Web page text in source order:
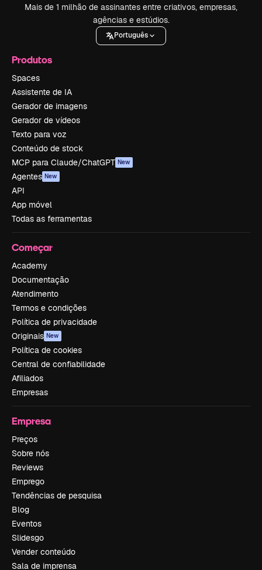
Mais de 1 milhão de assinantes entre criativos, empresas,
agências e estúdios.
Português
Produtos
Spaces
Assistente de IA
Gerador de imagens
Gerador de vídeos
Texto para voz
Conteúdo de stock
MCP para Claude/ChatGPT New
Agentes New
API
App móvel
Todas as ferramentas
Começar
Academy
Documentação
Atendimento
Termos e condições
Política de privacidade
Originais New
Política de cookies
Central de confiabilidade
Afiliados
Empresas
Empresa
Preços
Sobre nós
Reviews
Emprego
Tendências de pesquisa
Blog
Eventos
Slidesgo
Vender conteúdo
Sala de imprensa